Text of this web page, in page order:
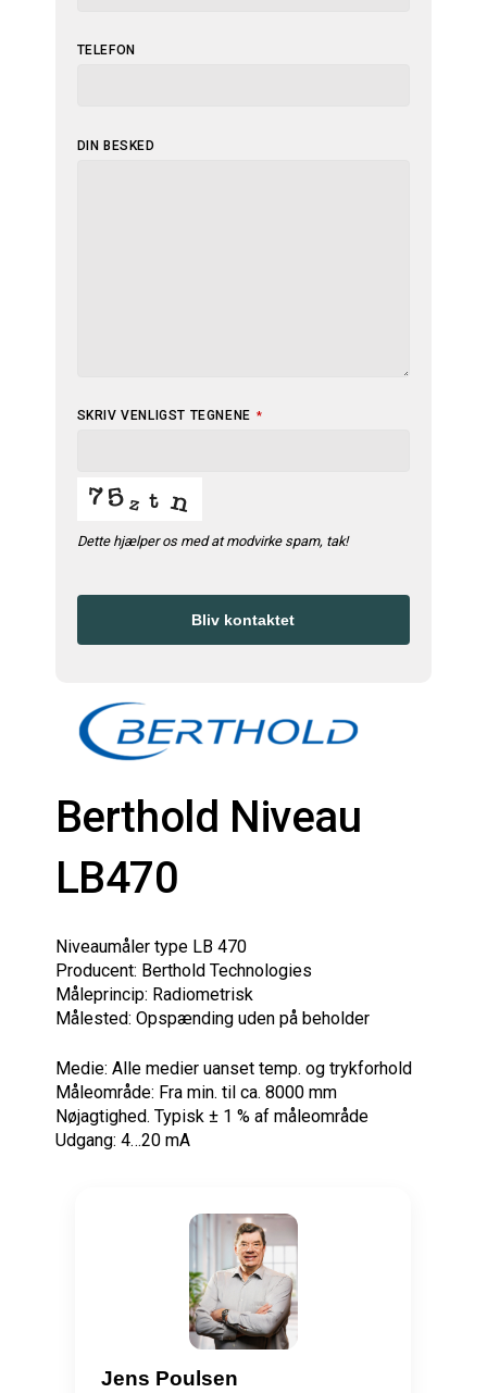
WEBSITE
TELEFON
DIN BESKED
SKRIV VENLIGST TEGNENE *
Dette hjælper os med at modvirke spam, tak!
Bliv kontaktet
Berthold Niveau
LB470
Niveaumåler type LB 470
Producent: Berthold Technologies
Måleprincip: Radiometrisk
Målested: Opspænding uden på beholder
Medie: Alle medier uanset temp. og trykforhold
Måleområde: Fra min. til ca. 8000 mm
Nøjagtighed. Typisk ± 1 % af måleområde
Udgang: 4…20 mA
Jens Poulsen